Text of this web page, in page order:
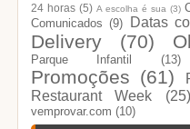
24 horas (5) A escolha é sua (3)
Comunicados (9) Datas
Delivery (70)
Parque Infantil (13)
Promoções (61)
Restaurant Week
(25)
vemprovar.com (10)